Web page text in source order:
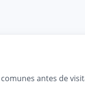
antes de